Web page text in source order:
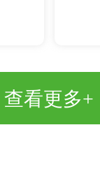
查看更多+